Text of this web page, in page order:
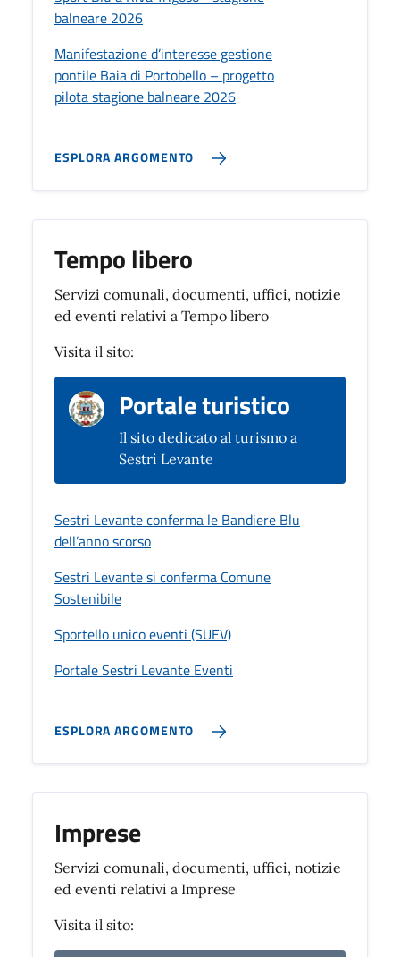
balneare 2026
Manifestazione d’interesse gestione
pontile Baia di Portobello – progetto
pilota stagione balneare 2026
ESPLORA ARGOMENTO
Tempo libero
Servizi comunali, documenti, uffici, notizie
ed eventi relativi a Tempo libero
Visita il sito:
Portale turistico
Il sito dedicato al turismo a
Sestri Levante
Sestri Levante conferma le Bandiere Blu
dell’anno scorso
Sestri Levante si conferma Comune
Sostenibile
Sportello unico eventi (SUEV)
Portale Sestri Levante Eventi
ESPLORA ARGOMENTO
Imprese
Servizi comunali, documenti, uffici, notizie
ed eventi relativi a Imprese
Visita il sito: